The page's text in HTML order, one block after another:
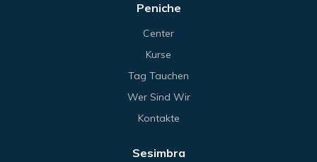
Peniche
Center
Kurse
Tag Tauchen
Wer Sind Wir
Kontakte
Sesimbra